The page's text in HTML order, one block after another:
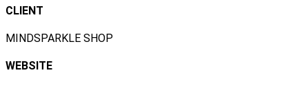
CLIENT
MINDSPARKLE SHOP
WEBSITE